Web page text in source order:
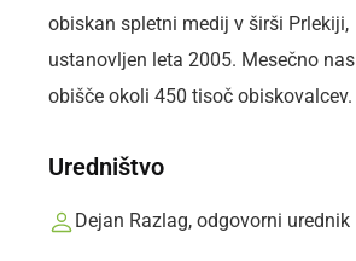
SOBOTA, 8. AVGUST 2026 Sledite nam:
obiskan spletni medij v širši Prlekiji,
ustanovljen leta 2005. Mesečno nas
obišče okoli 450 tisoč obiskovalcev.
Uredništvo
Dejan Razlag, odgovorni urednik